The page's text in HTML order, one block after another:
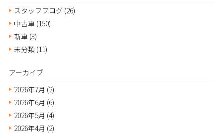
スタッフブログ (26)
中古車 (150)
新車 (3)
未分類 (11)
アーカイブ
2026年7月 (2)
2026年6月 (6)
2026年5月 (4)
2026年4月 (2)